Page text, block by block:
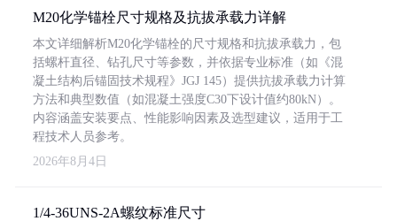
M20化学锚栓尺寸规格及抗拔承载力详解
本文详细解析M20化学锚栓的尺寸规格和抗拔承载力，包
括螺杆直径、钻孔尺寸等参数，并依据专业标准（如《混
凝土结构后锚固技术规程》JGJ 145）提供抗拔承载力计算
方法和典型数值（如混凝土强度C30下设计值约80kN）。
内容涵盖安装要点、性能影响因素及选型建议，适用于工
程技术人员参考。
2026年8月4日
1/4-36UNS-2A螺纹标准尺寸